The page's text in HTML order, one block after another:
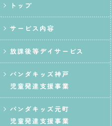
トップ
サービス内容
放課後等デイサービス
パンダキッズ神戸
児童発達支援事業
パンダキッズ元町
児童発達支援事業